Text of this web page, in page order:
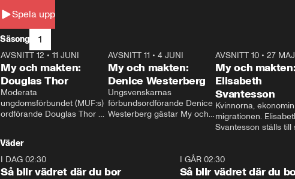
Spela upp
Säsong 1
26:27
AVSNITT 12 • 11 JUNI
My och makten:
Douglas Thor
Moderata
ungdomsförbundet (MUF:s)
ordförande Douglas Thor
tonårsutvisningarna och hur
Moderaterna ska locka
väljare till valet i höst.
23:40
AVSNITT 11 •4 JUNI
My och makten:
Denice Westerberg
Ungsvenskarnas
förbundsordförande Denice
Westerberg gästar My och
AVSNITT 10 •27 MAJ
My och makten:
Elisabeth
Svantesson
Kvinnorna,
migrationen.
Svantesson ställs till
Väder
I DAG 02:30
Så blir vädret där du bor
I GÅR 02:30
Så blir vädret där du